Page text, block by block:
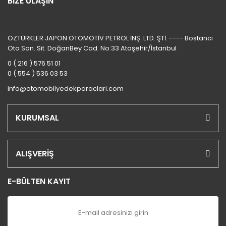
ÖZTÜRKLER JAPON OTOMOTİV PETROL İNŞ. LTD. ŞTİ. ---- Bostancı
Oto San. Sit. DoğanBey Cad. No:33 Ataşehir/İstanbul
0 ( 216 ) 576 51 01
0 ( 554 ) 536 03 53
info@otomobilyedekparaclari.com
KURUMSAL
ALIŞVERİŞ
E-BÜLTEN KAYIT